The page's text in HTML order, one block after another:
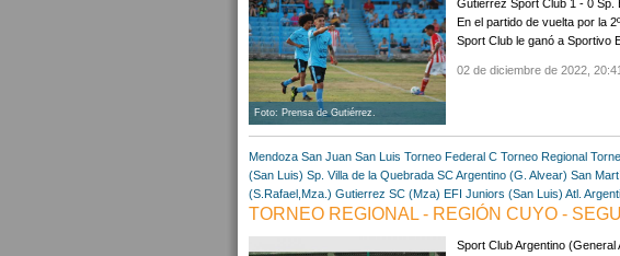
Foto: Prensa de Gutiérrez.
Gutiérrez Sport Club 1 - 0 Sp.
En el partido de vuelta por la
Sport Club le ganó a Sportivo
02 de diciembre de 2022, 20:41
Mendoza San Juan San Luis Torneo Federal C Torneo Regional
(San Luis) Sp. Villa de la Quebrada SC Argentino (G. Alvear) San
(S.Rafael,Mza.) Gutierrez SC (Mza) EFI Juniors (San Luis) Atl.
TORNEO REGIONAL - REGIÓN CUYO -
Sport Club Argentino